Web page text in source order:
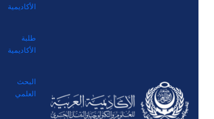
الأكاديمية
طلبة
الأكاديمية
البحث
العلمي